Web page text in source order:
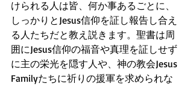
けられる人は皆、何か事あるごとに、
しっかりとJesus信仰を証し報告し合え
る人たちだと教え説きます。聖書は周
囲にJesus信仰の福音や真理を証しせず
に主の栄光を隠す人や、神の教会Jesus
Familyたちに祈りの援軍を求められな